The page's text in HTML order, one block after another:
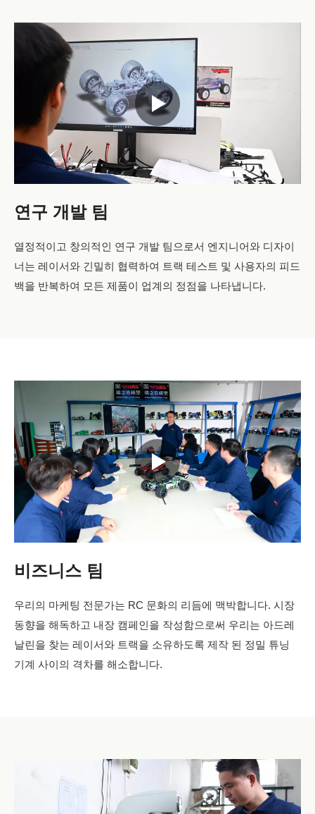
연구 개발 팀
열정적이고 창의적인 연구 개발 팀으로서 엔지니어와 디자이
너는 레이서와 긴밀히 협력하여 트랙 테스트 및 사용자의 피드
백을 반복하여 모든 제품이 업계의 정점을 나타냅니다.
비즈니스 팀
우리의 마케팅 전문가는 RC 문화의 리듬에 맥박합니다. 시장
동향을 해독하고 내장 캠페인을 작성함으로써 우리는 아드레
날린을 찾는 레이서와 트랙을 소유하도록 제작 된 정밀 튜닝
기계 사이의 격차를 해소합니다.